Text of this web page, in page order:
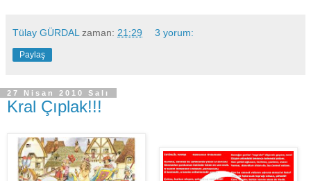
Tülay GÜRDAL zaman: 21:29 3 yorum:
Paylaş
27 Nisan 2010 Salı
Kral Çıplak!!!